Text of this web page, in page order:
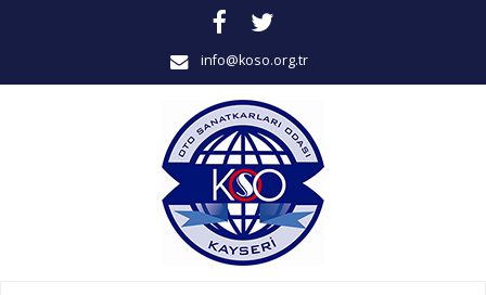
info@koso.org.tr